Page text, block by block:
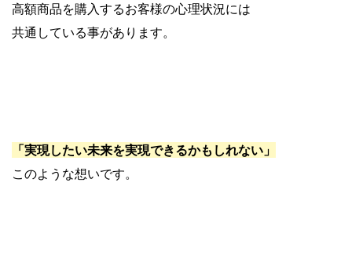
高額商品を購入するお客様の心理状況には
共通している事があります。
「実現したい未来を実現できるかもしれない」
このような想いです。